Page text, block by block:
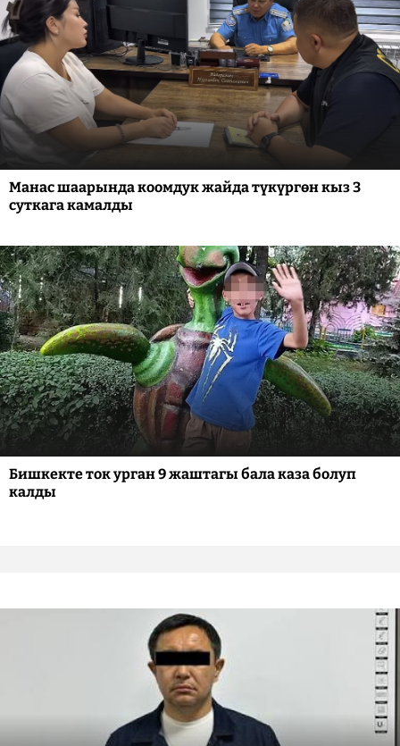
Манас шаарында коомдук жайда түкүргөн кыз 3
суткага камалды
Бишкекте ток урган 9 жаштагы бала каза болуп
калды